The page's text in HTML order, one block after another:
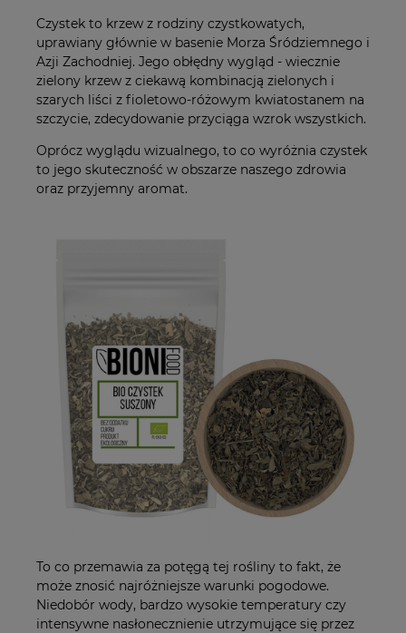
Czystek to krzew z rodziny czystkowatych,
uprawiany głównie w basenie Morza Śródziemnego i
Azji Zachodniej. Jego obłędny wygląd - wiecznie
zielony krzew z ciekawą kombinacją zielonych i
szarych liści z fioletowo-różowym kwiatostanem na
szczycie, zdecydowanie przyciąga wzrok wszystkich.
Oprócz wyglądu wizualnego, to co wyróżnia czystek
to jego skuteczność w obszarze naszego zdrowia
oraz przyjemny aromat.
To co przemawia za potęgą tej rośliny to fakt, że
może znosić najróżniejsze warunki pogodowe.
Niedobór wody, bardzo wysokie temperatury czy
intensywne nasłonecznienie utrzymujące się przez